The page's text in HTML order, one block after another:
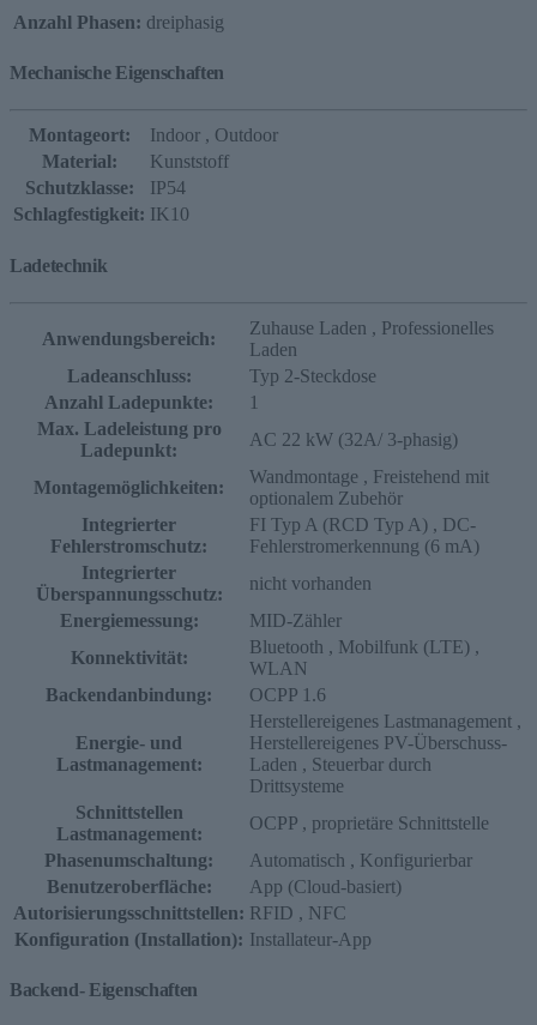
Anzahl Phasen: dreiphasig
Mechanische Eigenschaften
Montageort: Indoor , Outdoor
Material:
Kunststoff
Schutzklasse:
IP54
Schlagfestigkeit: IK10
Ladetechnik
Anwendungsbereich:
Zuhause Laden , Professionelles
Laden
Ladeanschluss:
Typ 2-Steckdose
Anzahl Ladepunkte:
1
Max. Ladeleistung pro
Ladepunkt:
AC 22 kW (32A/ 3-phasig)
Montagemöglichkeiten:
Wandmontage , Freistehend mit
optionalem Zubehör
Integrierter
Fehlerstromschutz:
FI Typ A (RCD Typ A) , DC-
Fehlerstromerkennung (6 mA)
Integrierter
Überspannungsschutz:
nicht vorhanden
Energiemessung:
MID-Zähler
Konnektivität:
Bluetooth , Mobilfunk (LTE) ,
WLAN
Backendanbindung:
OCPP 1.6
Energie- und
Lastmanagement:
Herstellereigenes Lastmanagement ,
Herstellereigenes PV-Überschuss-
Laden , Steuerbar durch
Drittsysteme
Schnittstellen
Lastmanagement:
OCPP , proprietäre Schnittstelle
Phasenumschaltung:
Automatisch , Konfigurierbar
Benutzeroberfläche:
App (Cloud-basiert)
Autorisierungsschnittstellen: RFID , NFC
Konfiguration (Installation): Installateur-App
Backend- Eigenschaften